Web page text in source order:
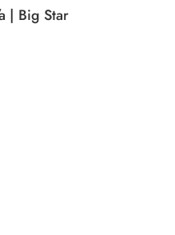
| Big Star